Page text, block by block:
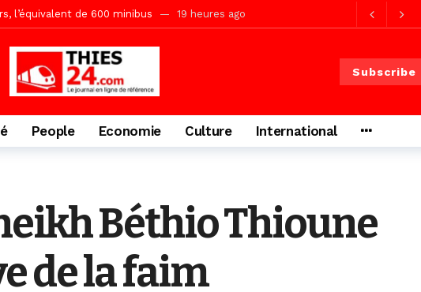
l’équivalent de 600 minibus 19 heures ago
kurel 18 Safar a péri dans un accident
eau, au coeur des priorités
dévoile ses priorités 1 jour ago
mesures annoncées pour une réussite 1 jour ago
Lycée Malick Sy de Thiès
Subscribe
People Economie Culture International
Béthio Thioune
de la faim